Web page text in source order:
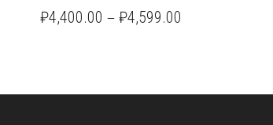
₽4,400.00 – ₽4,599.00